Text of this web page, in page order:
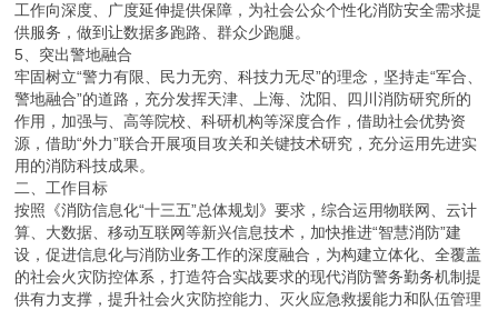
工作向深度、广度延伸提供保障，为社会公众个性化消防安全需求提
供服务，做到让数据多跑路、群众少跑腿。
5、突出警地融合
牢固树立“警力有限、民力无穷、科技力无尽”的理念，坚持走“军合、
警地融合”的道路，充分发挥天津、上海、沈阳、四川消防研究所的
作用，加强与、高等院校、科研机构等深度合作，借助社会优势资
源，借助“外力”联合开展项目攻关和关键技术研究，充分运用先进实
用的消防科技成果。
二、工作目标
按照《消防信息化“十三五”总体规划》要求，综合运用物联网、云计
算、大数据、移动互联网等新兴信息技术，加快推进“智慧消防”建
设，促进信息化与消防业务工作的深度融合，为构建立体化、全覆盖
的社会火灾防控体系，打造符合实战要求的现代消防警务勤务机制提
供有力支撑，提升社会火灾防控能力、灭火应急救援能力和队伍管理